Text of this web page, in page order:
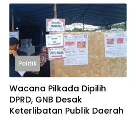
Politik
Wacana Pilkada Dipilih
DPRD, GNB Desak
Keterlibatan Publik Daerah